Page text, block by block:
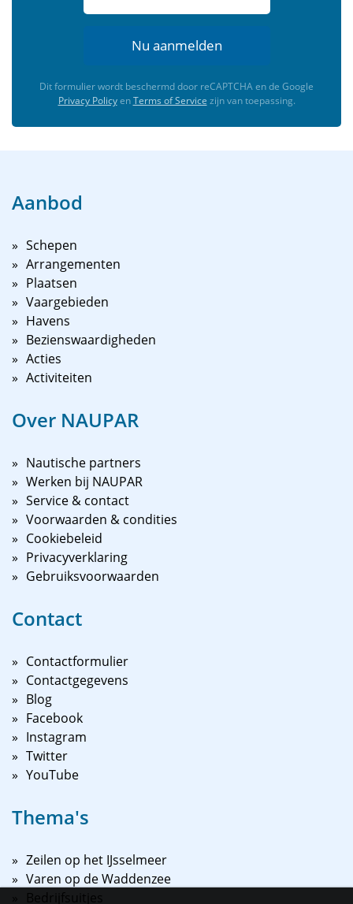
Nu aanmelden
Dit formulier wordt beschermd door reCAPTCHA en de Google
Privacy PolicyenTerms of Service zijn van toepassing.
Aanbod
Schepen
Arrangementen
Plaatsen
Vaargebieden
Havens
Bezienswaardigheden
Acties
Activiteiten
Over NAUPAR
Nautische partners
Werken bij NAUPAR
Service & contact
Voorwaarden & condities
Cookiebeleid
Privacyverklaring
Gebruiksvoorwaarden
Contact
Contactformulier
Contactgegevens
Blog
Facebook
Instagram
Twitter
YouTube
Thema's
Zeilen op het IJsselmeer
Varen op de Waddenzee
Bedrijfsuitjes